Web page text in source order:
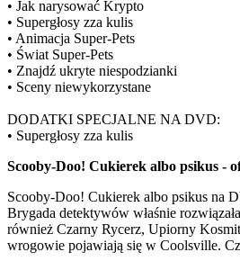
• Jak narysować Krypto
• Supergłosy zza kulis
• Animacja Super-Pets
• Świat Super-Pets
• Znajdź ukryte niespodzianki
• Sceny niewykorzystane
DODATKI SPECJALNE NA DVD:
• Supergłosy zza kulis
Scooby-Doo! Cukierek albo psikus -
Scooby-Doo! Cukierek albo psikus na
Brygada detektywów właśnie
również Czarny Rycerz, Upiorny
wrogowie pojawiają się w Coolsville.